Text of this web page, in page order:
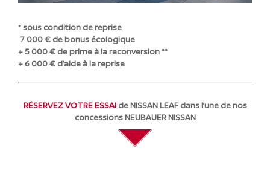
* sous condition de reprise
7 000 € de bonus écologique
+ 5 000 € de prime à la reconversion **
+ 6 000 € d’aide à la reprise
RÉSERVEZ VOTRE ESSAIde NISSAN LEAF dans l’une de nos
concessions NEUBAUER NISSAN